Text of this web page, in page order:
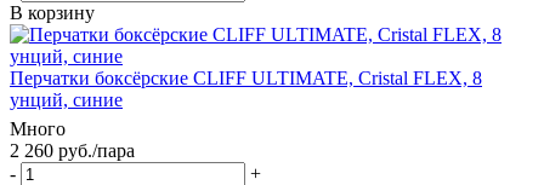
В корзину
Перчатки боксёрские CLIFF ULTIMATE, Cristal FLEX, 8
унций, синие
Много
2 260 руб./пара
-
+